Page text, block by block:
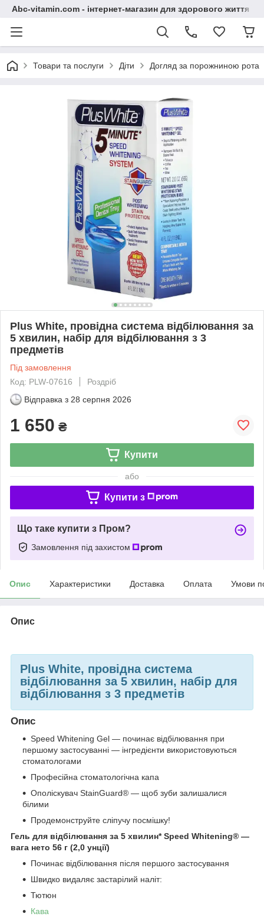
Abc-vitamin.com - інтернет-магазин для здорового життя
Товари та послуги Діти Догляд за порожниною рота
Plus White, провідна система відбілювання за
5 хвилин, набір для відбілювання з 3
предметів
Під замовлення
Код: PLW-07616
Роздріб
Відправка з 28 серпня 2026
1 650 ₴
Купити
або
Купити з
Що таке купити з Пром?
Замовлення під захистом
Опис Характеристики Доставка Оплата Умови
Опис
Plus White, провідна система
відбілювання за 5 хвилин, набір для
відбілювання з 3 предметів
Опис
Speed Whitening Gel — починає відбілювання при
першому застосуванні — інгредієнти використовуються
стоматологами
Професійна стоматологічна капа
Ополіскувач StainGuard® — щоб зуби залишалися
білими
Продемонструйте сліпучу посмішку!
Гель для відбілювання за 5 хвилин* Speed Whitening® —
вага нето 56 г (2,0 унції)
Починає відбілювання після першого застосування
Швидко видаляє застарілий наліт:
Тютюн
Кава